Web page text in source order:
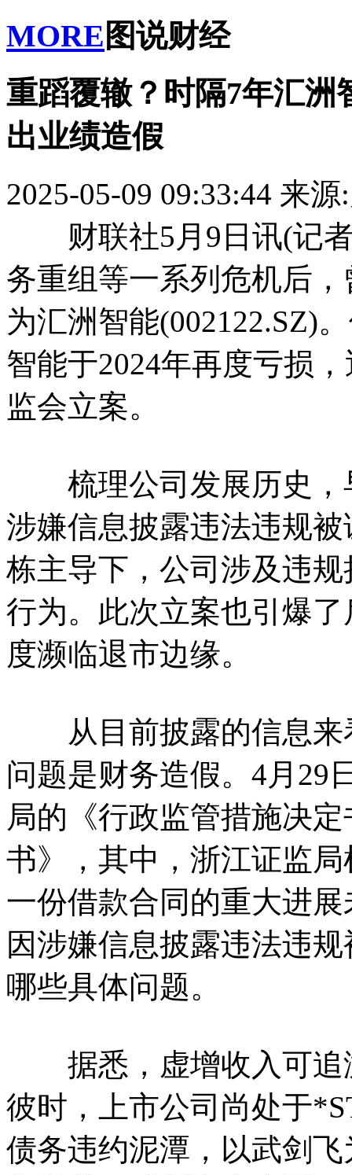
MORE 图说财经
重蹈覆辙？时隔7年汇洲
出业绩造假
2025-05-09 09:33:44 来源
财联社5月9日讯(记者
务重组等一系列危机后
为汇洲智能(002122.SZ)
智能于2024年再度亏损
监会立案。
梳理公司发展历史，
涉嫌信息披露违法违规
栋主导下，公司涉及违
行为。此次立案也引爆
度濒临退市边缘。
从目前披露的信息来
问题是财务造假。4月29
局的《行政监管措施决
书》，其中，浙江证监
一份借款合同的重大进
因涉嫌信息披露违法违
哪些具体问题。
据悉，虚增收入可追
彼时，上市公司尚处于
债务违约泥潭，以武剑